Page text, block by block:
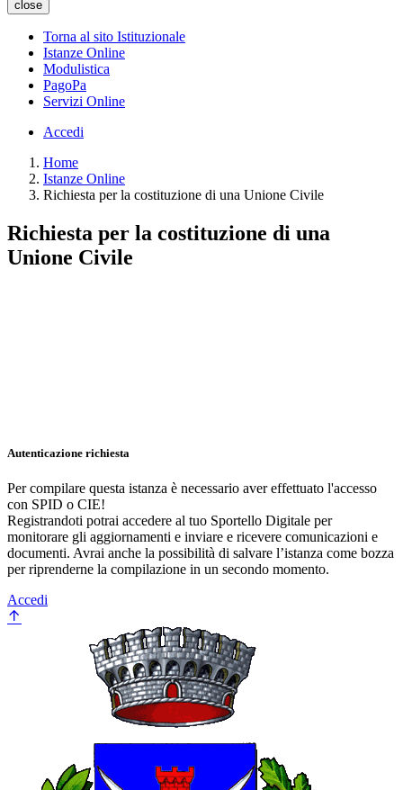
close
Torna al sito Istituzionale
Istanze Online
Modulistica
PagoPa
Servizi Online
Accedi
Home
Istanze Online
Richiesta per la costituzione di una Unione Civile
Richiesta per la costituzione di una
Unione Civile
Autenticazione richiesta
Per compilare questa istanza è necessario aver effettuato l'accesso
con SPID o CIE!
Registrandoti potrai accedere al tuo Sportello Digitale per
monitorare gli aggiornamenti e inviare e ricevere comunicazioni e
documenti. Avrai anche la possibilità di salvare l’istanza come bozza
per riprenderne la compilazione in un secondo momento.
Accedi